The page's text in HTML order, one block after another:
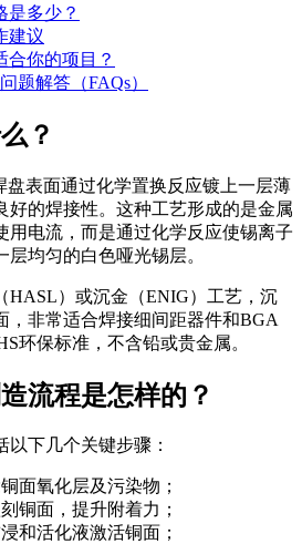
是多少？
建议
合你的项目？
题解答（FAQs）
？
盘表面通过化学置换反应镀上一层薄
好的焊接性。这种工艺形成的是金属
用电流，而是通过化学反应使锡离子
均匀的白色哑光锡层。
HASL）或沉金（ENIG）工艺，沉
，非常适合焊接细间距器件和BGA
环保标准，不含铅或贵金属。
流程是怎样的？
下几个关键步骤：
面氧化层及污染物；
刻铜面，提升附着力；
浸和活化液激活铜面；